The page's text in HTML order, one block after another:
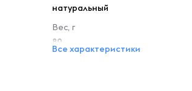
натуральный
Вес, г
80
Все характеристики